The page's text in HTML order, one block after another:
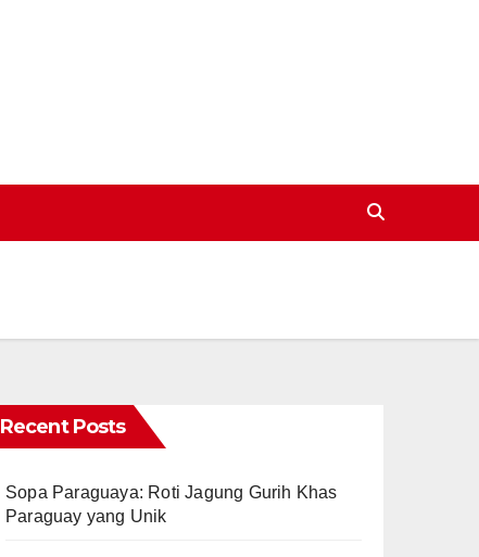
Recent Posts
Sopa Paraguaya: Roti Jagung Gurih Khas
Paraguay yang Unik